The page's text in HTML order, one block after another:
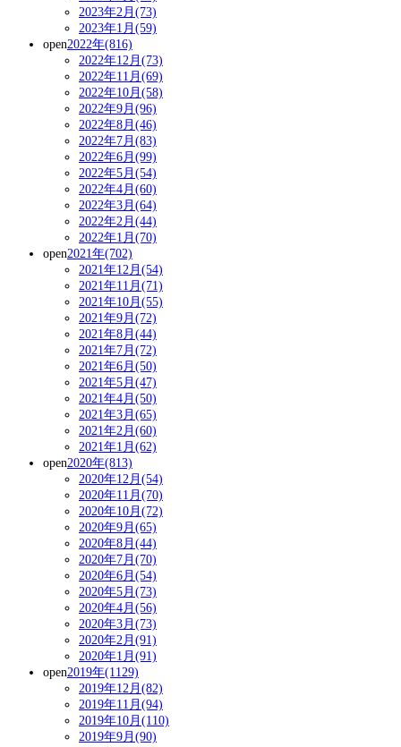
2023年2月(73)
2023年1月(59)
open2022年(816)
2022年12月(73)
2022年11月(69)
2022年10月(58)
2022年9月(96)
2022年8月(46)
2022年7月(83)
2022年6月(99)
2022年5月(54)
2022年4月(60)
2022年3月(64)
2022年2月(44)
2022年1月(70)
open2021年(702)
2021年12月(54)
2021年11月(71)
2021年10月(55)
2021年9月(72)
2021年8月(44)
2021年7月(72)
2021年6月(50)
2021年5月(47)
2021年4月(50)
2021年3月(65)
2021年2月(60)
2021年1月(62)
open2020年(813)
2020年12月(54)
2020年11月(70)
2020年10月(72)
2020年9月(65)
2020年8月(44)
2020年7月(70)
2020年6月(54)
2020年5月(73)
2020年4月(56)
2020年3月(73)
2020年2月(91)
2020年1月(91)
open2019年(1129)
2019年12月(82)
2019年11月(94)
2019年10月(110)
2019年9月(90)